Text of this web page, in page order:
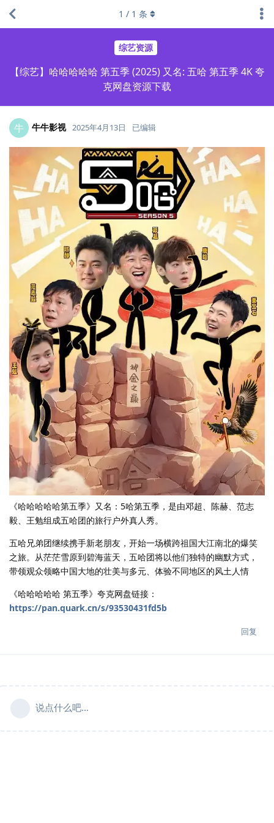
综艺资源
【综艺】哈哈哈哈哈 第五季 (2025) 又名: 五哈 第五季 4K 夸
克网盘资源下载
1 / 1 条
牛 牛牛影视 2025年4月13日 已编辑
《哈哈哈哈哈第五季》又名：5哈第五季，是由邓超、陈赫、范志
毅、王勉组成五哈团的旅行户外真人秀。
五哈兄弟团继续携手新老朋友，开始一场横跨祖国大江南北的爆笑
之旅。从茫茫雪原到碧海蓝天，五哈团将以他们独特的幽默方式，
带领观众领略中国大地的壮美与多元、体验不同地区的风土人情
《哈哈哈哈哈 第五季》夸克网盘链接：
https://pan.quark.cn/s/93530431fd5b
回复
说点什么吧...